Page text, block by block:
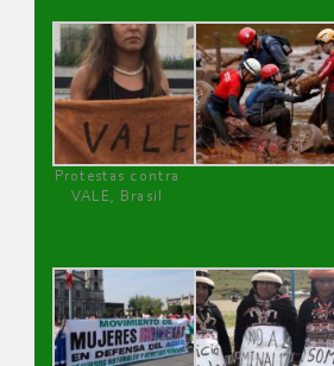
Protestas contra
VALE, Brasil